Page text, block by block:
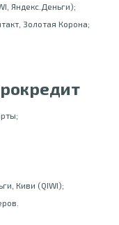
Яндекс.Деньги);
Золотая Корона;
Киви (QIWI);